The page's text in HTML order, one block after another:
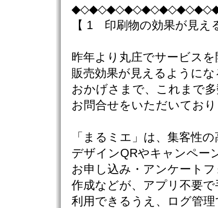
【 1 印刷物の効果が見え
昨年より丸庄でサービス
販売効果が見えるように
おかげさまで、これまで
お問合せをいただいてお
「まるミエ」は、集客性の
デザインQRやキャンペー
お申し込み・アンケート
作成などが、アプリ不要で
利用できるうえ、ログ管